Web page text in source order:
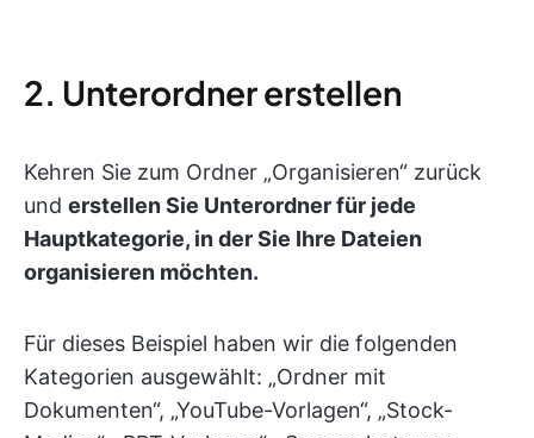
2. Unterordner erstellen
Kehren Sie zum Ordner „Organisieren“ zurück
und erstellen Sie Unterordner für jede
Hauptkategorie, in der Sie Ihre Dateien
organisieren möchten.
Für dieses Beispiel haben wir die folgenden
Kategorien ausgewählt: „Ordner mit
Dokumenten“, „YouTube-Vorlagen“, „Stock-